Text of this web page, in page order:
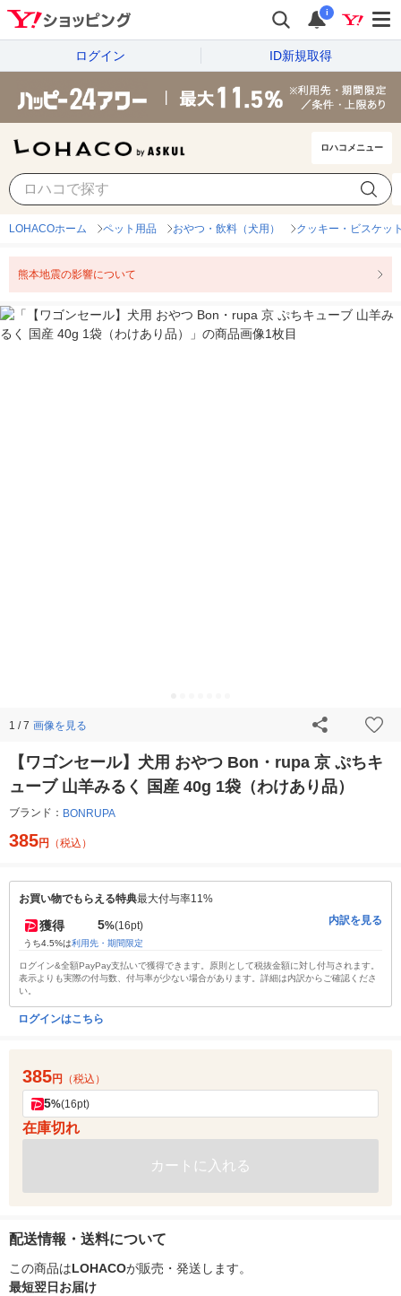
i
ログイン ID新規取得
ロハコメニュー
LOHACOホーム ペット用品 おやつ・飲料（犬用） クッキー・ビスケッ
熊本地震の影響について
1 / 7 画像を見る
【ワゴンセール】犬用 おやつ Bon・rupa 京 ぷちキ
ューブ 山羊みるく 国産 40g 1袋（わけあり品）
ブランド： BONRUPA
385円 （税込）
お買い物でもらえる特典最大付与率11%
獲得 5%(16pt)
うち4.5%は利用先・期間限定
内訳を見る
ログイン&全額PayPay支払いで獲得できます。原則として税抜金額に対し付与されます。
表示よりも実際の付与数、付与率が少ない場合があります。詳細は内訳からご確認くださ
い。
ログインはこちら
385円 （税込）
5%(16pt)
在庫切れ
カートに入れる
配送情報・送料について
この商品はLOHACOが販売・発送します。
最短翌日お届け